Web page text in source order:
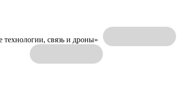
технологии, связь и дроны»